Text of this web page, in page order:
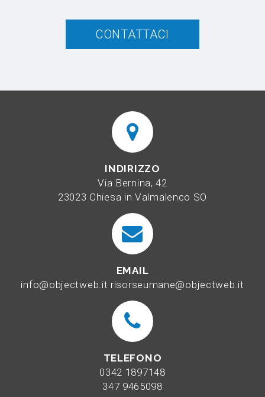
CONTATTACI
INDIRIZZO
Via Bernina, 42
23023 Chiesa in Valmalenco SO
EMAIL
info@objectweb.it risorseumane@objectweb.it
TELEFONO
0342 1897148
347 9465098